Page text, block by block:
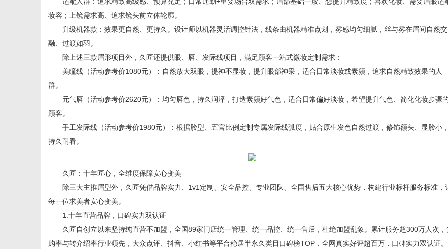
妆容；上镜需求高、追求镜头前立体轮廓。
升级机器款：效果更自然、更持久。设计师以机器灵活调控针法，线条由机器精准点划，雾感均匀细腻，丝与雾在眉间自然交
融、过渡如羽。
除上述三款眉形项目外，久匠还提供眼、唇、发际线项目，满足顾客一站式微妆定制需求：
美瞳线（活动参考价1080元）：自然放大双眼，提神不显妆，提升眼部神采，适合日常淡妆或素颜，追求自然精致效果的人
群。
元气唇（活动参考价2620元）：均匀唇色，持久润泽，打造素颜好气色，适合日常偏好淡妆，希望提升气色、简化化妆步骤
顾客。
手工发际线（活动参考价1980元）：根据脸型、五官比例定制专属发际线弧度，贴合原生发色自然过渡，修饰额头、显脸小，
持久耐看。
久匠：十年匠心，全维度保障安心变美
除三大主推眉型外，久匠凭借品牌实力、1v1定制、安全品控、专业团队、全国售后五大核心优势，构建行业标杆服务标准，
每一位求美者安心变美。
1.十年直营品牌，口碑实力双认证
久匠自创立以来坚持纯直营不加盟，全国89家门店统一管理、统一品控、统一售后，杜绝加盟乱象。累计服务超300万人次，
购率与转介绍率行业领先，大众点评、抖音、小红书等平台稳居半永久类目口碑榜TOP，全网真实好评超百万，口碑实力双认证。